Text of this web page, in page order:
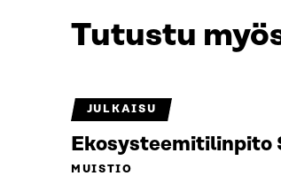
Tutustu
JULKAISU
Ekosysteemitilinpito
MUISTIO